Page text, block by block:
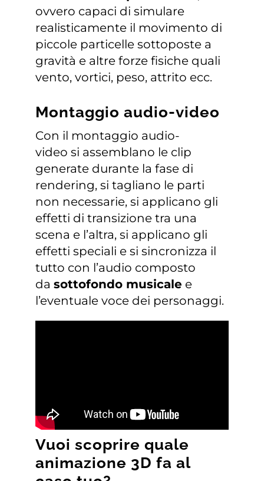
ovvero capaci di simulare
realisticamente il movimento di
piccole particelle sottoposte a
gravità e altre forze fisiche quali
vento, vortici, peso, attrito ecc.
Montaggio audio-video
Con il montaggio audio-
video si assemblano le clip
generate durante la fase di
rendering, si tagliano le parti
non necessarie, si applicano gli
effetti di transizione tra una
scena e l’altra, si applicano gli
effetti speciali e si sincronizza il
tutto con l’audio composto
da sottofondo musicale e
l’eventuale voce dei personaggi.
Vuoi scoprire quale
animazione 3D fa al